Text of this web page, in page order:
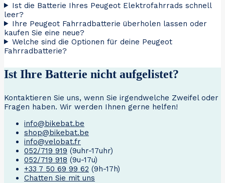
Ist die Batterie Ihres Peugeot Elektrofahrrads schnell
leer?
Ihre Peugeot Fahrradbatterie überholen lassen oder
kaufen Sie eine neue?
Welche sind die Optionen für deine Peugeot
Fahrradbatterie?
Ist Ihre Batterie nicht aufgelistet?
Kontaktieren Sie uns, wenn Sie irgendwelche Zweifel oder
Fragen haben. Wir werden Ihnen gerne helfen!
info@bikebat.be
shop@bikebat.be
info@velobat.fr
052/719 919 (9uhr-17uhr)
052/719 918 (9u-17u)
+33 7 50 69 99 62 (9h-17h)
Chatten Sie mit uns